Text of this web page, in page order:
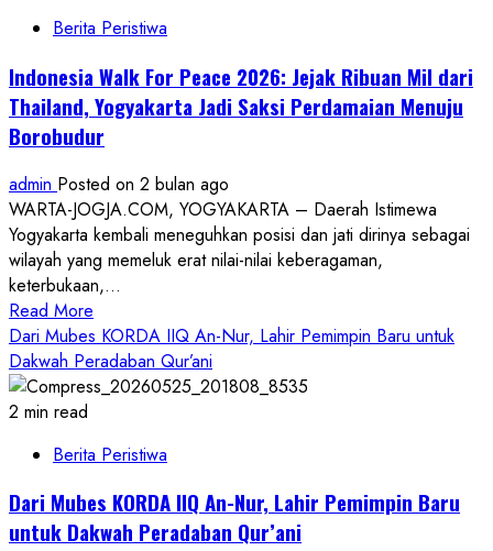
1447
Polda
DIY
Salurkan
Hewan
Kurban
ke
Lembaga
Sosial
dan
Masyarakat
Se-
DIY
Berita Peristiwa
Indonesia Walk For Peace 2026: Jejak Ribuan Mil dari
Thailand, Yogyakarta Jadi Saksi Perdamaian Menuju
Borobudur
admin Posted on 2 bulan ago
WARTA-JOGJA.COM, YOGYAKARTA – Daerah Istimewa
Yogyakarta kembali meneguhkan posisi dan jati dirinya sebagai
wilayah yang memeluk erat nilai-nilai keberagaman,
keterbukaan,...
Read More
more
about
Indonesia
Peace
Jejak
Ribuan
Dari Mubes KORDA IIQ An-Nur, Lahir Pemimpin Baru untuk
Dakwah Peradaban Qur’ani
2 min read
Berita Peristiwa
Dari Mubes KORDA IIQ An-Nur, Lahir Pemimpin Baru
untuk Dakwah Peradaban Qur’ani